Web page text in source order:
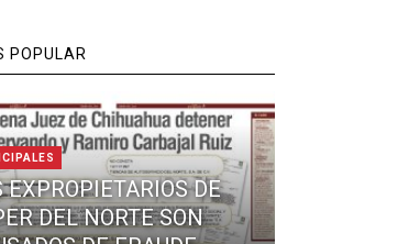
POPULAR
EXPROPIETARIOS DE
DEL NORTE SON